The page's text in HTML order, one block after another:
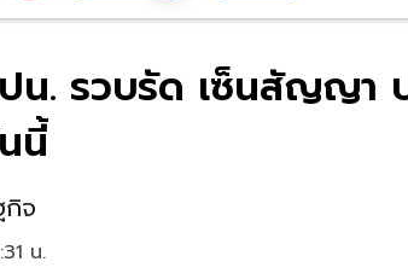
น. รวบรัด เซ็นสัญญา
นี้
กิจ
น.